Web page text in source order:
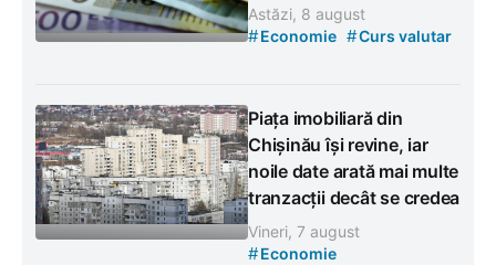
Astăzi, 8 august
#Economie #Curs valutar
Piața imobiliară din
Chișinău își revine, iar
noile date arată mai multe
tranzacții decât se credea
Vineri, 7 august
#Economie